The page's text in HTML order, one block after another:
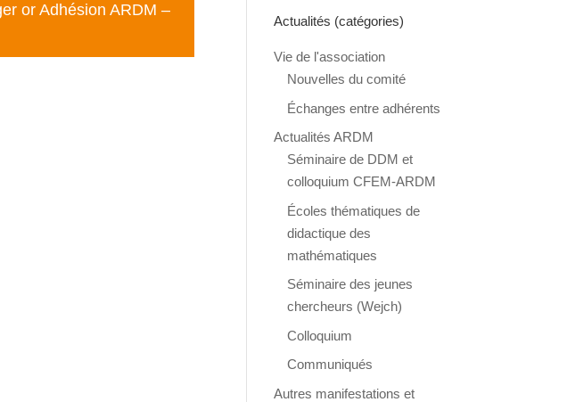
orAdhésion ARDM –
Actualités (catégories)
Vie de l'association
Nouvelles du comité
Échanges entre adhérents
Actualités ARDM
Séminaire de DDM et
colloquium CFEM-ARDM
Écoles thématiques de
didactique des
mathématiques
Séminaire des jeunes
chercheurs (Wejch)
Colloquium
Communiqués
Autres manifestations et